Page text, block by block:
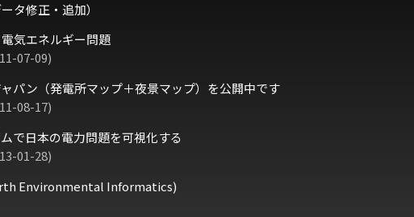
タ修正・追加）
気エネルギー問題
07-09)
パン（発電所マップ＋夜景マップ）を公開中です
08-17)
で日本の電力問題を可視化する
01-28)
Environmental Informatics)